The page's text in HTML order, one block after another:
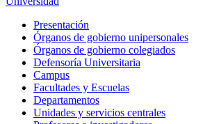
Presentación
Órganos de gobierno unipersonales
Órganos de gobierno colegiados
Defensoría Universitaria
Campus
Facultades y Escuelas
Departamentos
Unidades y servicios centrales